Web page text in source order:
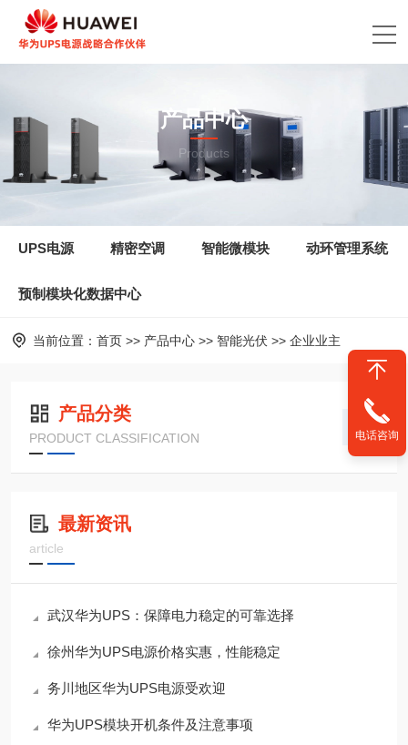
产品中心
Products
UPS电源 精密空调 智能微模块 动环管理系统
预制模块化数据中心
当前位置： 首页 >> 产品中心 >> 智能光伏 >> 企业业主
产品分类
PRODUCT CLASSIFICATION
最新资讯
article
武汉华为UPS：保障电力稳定的可靠选择
徐州华为UPS电源价格实惠，性能稳定
务川地区华为UPS电源受欢迎
华为UPS模块开机条件及注意事项
电话咨询